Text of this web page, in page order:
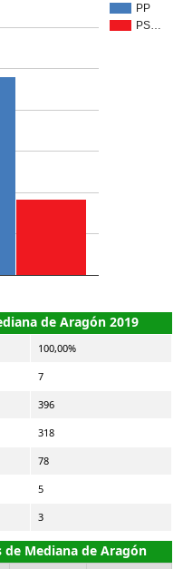
PP
PS…
de Aragón 2019
100,00%
7
396
318
78
5
3
Mediana de Aragón